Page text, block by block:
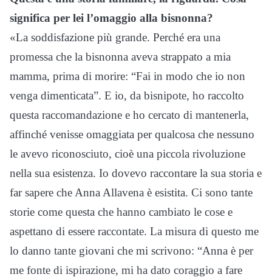
significa per lei l’omaggio alla bisnonna?
«La soddisfazione più grande. Perché era una
promessa che la bisnonna aveva strappato a mia
mamma, prima di morire: “Fai in modo che io non
venga dimenticata”. E io, da bisnipote, ho raccolto
questa raccomandazione e ho cercato di mantenerla,
affinché venisse omaggiata per qualcosa che nessuno
le avevo riconosciuto, cioè una piccola rivoluzione
nella sua esistenza. Io dovevo raccontare la sua storia e
far sapere che Anna Allavena è esistita. Ci sono tante
storie come questa che hanno cambiato le cose e
aspettano di essere raccontate. La misura di questo me
lo danno tante giovani che mi scrivono: “Anna è per
me fonte di ispirazione, mi ha dato coraggio a fare